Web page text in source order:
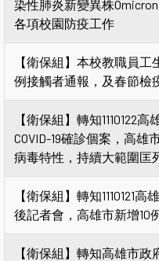
染性肺炎新變異株
各項校園防疫工作
【衛保組】本校教職員
例接觸者通報，及春節檢
【衛保組】轉知1110122
COVID-19確診個案，高雄
病毒特性，持續大範圍匡
【衛保組】轉知1110121
後記者會，高雄市新增10
【衛保組】轉知高雄市